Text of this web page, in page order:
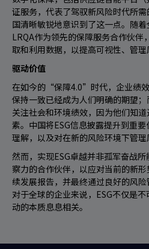
证服务，代表了驾驭新风险时代所
国清晰敏锐地意识到了这一点。随着
LRQA作为领先的保障服务合作伙伴
取和利用数据，以提高可视性、管理
驱动价值
在如今的“保障4.0”时代，企业绩
保持一致已经成为人们明确的期望
关注社会和环境绩效，因为他们知
素。中国将ESG信息披露提升到重
理解，以及对在新的风险环境下管理
然而，实现ESG卓越并非孤军奋战
察力的合作伙伴，以应对当前的新
续发展报告，并最终通过良好的风险
对于全球的企业来说，ESG不仅是
动的本质息息相关。